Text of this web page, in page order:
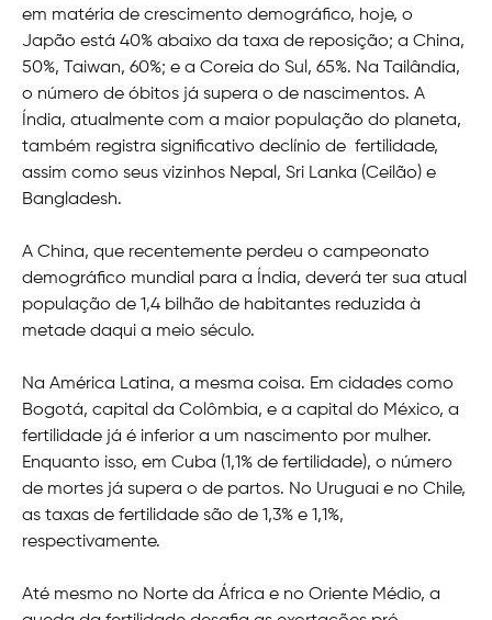
em matéria de crescimento demográfico, hoje, o
Japão está 40% abaixo da taxa de reposição; a China,
50%, Taiwan, 60%; e a Coreia do Sul, 65%. Na Tailândia,
o número de óbitos já supera o de nascimentos. A
Índia, atualmente com a maior população do planeta,
também registra significativo declínio de fertilidade,
assim como seus vizinhos Nepal, Sri Lanka (Ceilão) e
Bangladesh.
A China, que recentemente perdeu o campeonato
demográfico mundial para a Índia, deverá ter sua atual
população de 1,4 bilhão de habitantes reduzida à
metade daqui a meio século.
Na América Latina, a mesma coisa. Em cidades como
Bogotá, capital da Colômbia, e a capital do México, a
fertilidade já é inferior a um nascimento por mulher.
Enquanto isso, em Cuba (1,1% de fertilidade), o número
de mortes já supera o de partos. No Uruguai e no Chile,
as taxas de fertilidade são de 1,3% e 1,1%,
respectivamente.
Até mesmo no Norte da África e no Oriente Médio, a